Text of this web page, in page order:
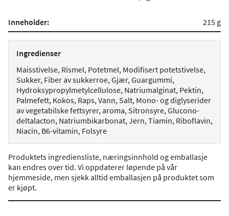
Inneholder: 215 g
Ingredienser
Maisstivelse, Rismel, Potetmel, Modifisert potetstivelse,
Sukker, Fiber av sukkerroe, Gjær, Guargummi,
Hydroksypropylmetylcellulose, Natriumalginat, Pektin,
Palmefett, Kokos, Raps, Vann, Salt, Mono- og diglyserider
av vegetabilske fettsyrer, aroma, Sitronsyre, Glucono-
deltalacton, Natriumbikarbonat, Jern, Tiamin, Riboflavin,
Niacin, B6-vitamin, Folsyre
Produktets ingrediensliste, næringsinnhold og emballasje
kan endres over tid. Vi oppdaterer løpende på vår
hjemmeside, men sjekk alltid emballasjen på produktet som
er kjøpt.